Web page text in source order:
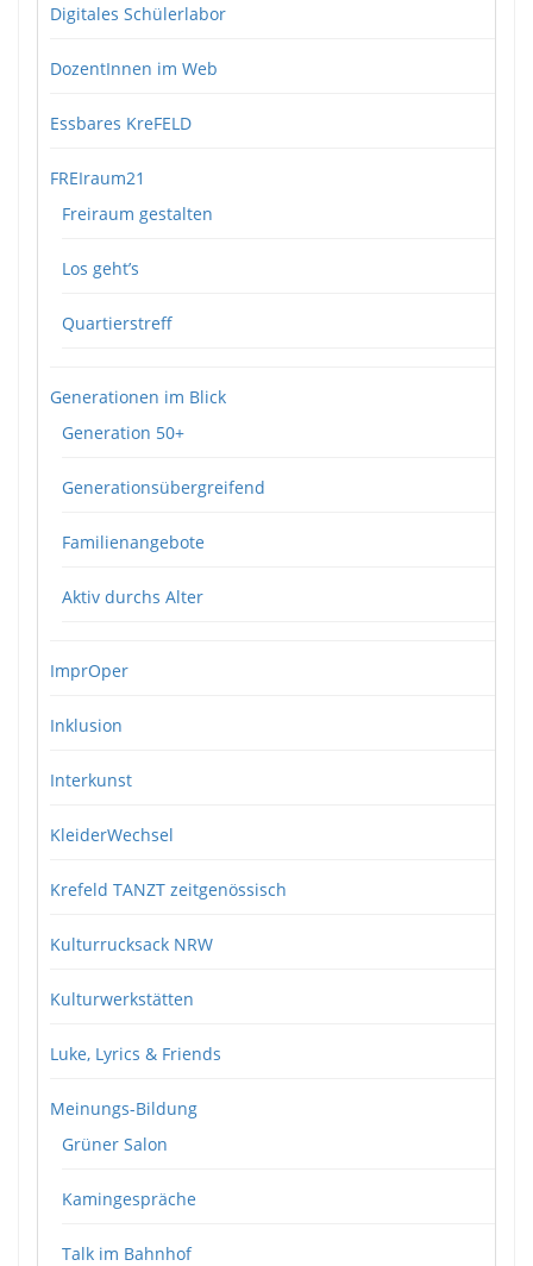
Digitales Schülerlabor
DozentInnen im Web
Essbares KreFELD
FREIraum21
Freiraum gestalten
Los geht’s
Quartierstreff
Generationen im Blick
Generation 50+
Generationsübergreifend
Familienangebote
Aktiv durchs Alter
ImprOper
Inklusion
Interkunst
KleiderWechsel
Krefeld TANZT zeitgenössisch
Kulturrucksack NRW
Kulturwerkstätten
Luke, Lyrics & Friends
Meinungs-Bildung
Grüner Salon
Kamingespräche
Talk im Bahnhof